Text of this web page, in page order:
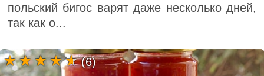
польский бигос варят даже несколько дней,
так как о...
(6)